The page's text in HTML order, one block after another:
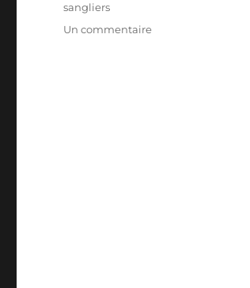
sangliers
Un commentaires